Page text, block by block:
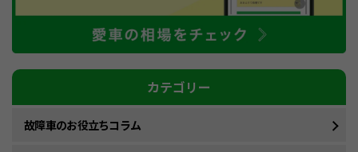
カテゴリー
故障車のお役立ちコラム